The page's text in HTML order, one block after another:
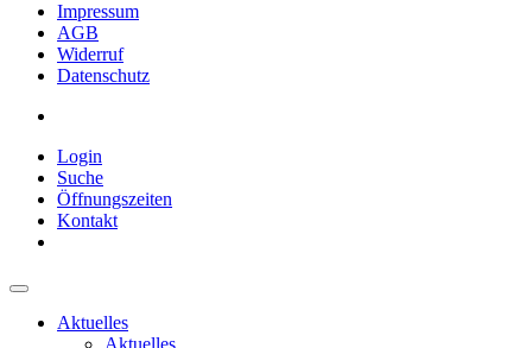
Impressum
AGB
Widerruf
Datenschutz
Login
Suche
Öffnungszeiten
Kontakt
Aktuelles
Aktuelles